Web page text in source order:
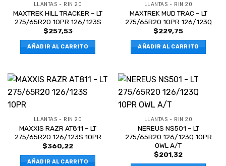
LLANTAS - RIN 20
MAXTREK HILL TRACKER – LT
275/65R20 10PR 126/123S
$257,53
AÑADIR AL CARRITO
LLANTAS - RIN 20
MAXTREK MUD TRAC – LT
275/65R20 10PR 126/123Q
$229,75
AÑADIR AL CARRITO
LLANTAS - RIN 20
MAXXIS RAZR AT811 – LT
275/65R20 126/123S 10PR
$360,22
AÑADIR AL CARRITO
LLANTAS - RIN 20
NEREUS NS501 – LT
275/65R20 126/123Q 10PR
OWL A/T
$201,32